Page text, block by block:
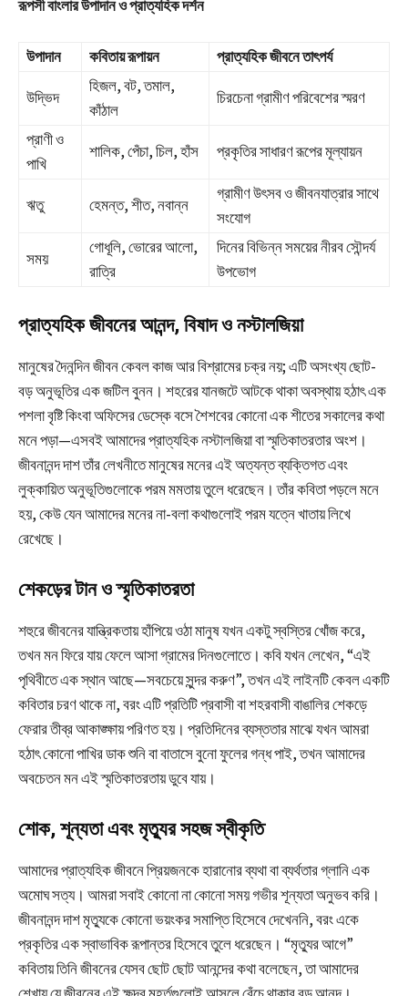
রূপসী বাংলার উপাদান ও প্রাত্যহিক দর্শন
উপাদান কবিতায় রূপায়ন প্রাত্যহিক জীবনে তাৎপর্য
উদ্ভিদ
হিজল, বট, তমাল,
কাঁঠাল
চিরচেনা গ্রামীণ পরিবেশের স্মরণ
প্রাণী ও
পাখি
শালিক, পেঁচা, চিল, হাঁস প্রকৃতির সাধারণ রূপের মূল্যায়ন
ঋতু হেমন্ত, শীত, নবান্ন
গ্রামীণ উৎসব ও জীবনযাত্রার সাথে
সংযোগ
সময়
গোধূলি, ভোরের আলো,
রাত্রি
দিনের বিভিন্ন সময়ের নীরব সৌন্দর্য
উপভোগ
প্রাত্যহিক জীবনের আনন্দ, বিষাদ ও নস্টালজিয়া
মানুষের দৈনন্দিন জীবন কেবল কাজ আর বিশ্রামের চক্র নয়; এটি অসংখ্য ছোট-
বড় অনুভূতির এক জটিল বুনন। শহরের যানজটে আটকে থাকা অবস্থায় হঠাৎ এক
পশলা বৃষ্টি কিংবা অফিসের ডেস্কে বসে শৈশবের কোনো এক শীতের সকালের কথা
মনে পড়া—এসবই আমাদের প্রাত্যহিক নস্টালজিয়া বা স্মৃতিকাতরতার অংশ।
জীবনানন্দ দাশ তাঁর লেখনীতে মানুষের মনের এই অত্যন্ত ব্যক্তিগত এবং
লুক্কায়িত অনুভূতিগুলোকে পরম মমতায় তুলে ধরেছেন। তাঁর কবিতা পড়লে মনে
হয়, কেউ যেন আমাদের মনের না-বলা কথাগুলোই পরম যত্নে খাতায় লিখে
রেখেছে।
শেকড়ের টান ও স্মৃতিকাতরতা
শহুরে জীবনের যান্ত্রিকতায় হাঁপিয়ে ওঠা মানুষ যখন একটু স্বস্তির খোঁজ করে,
তখন মন ফিরে যায় ফেলে আসা গ্রামের দিনগুলোতে। কবি যখন লেখেন, “এই
পৃথিবীতে এক স্থান আছে—সবচেয়ে সুন্দর করুণ”, তখন এই লাইনটি কেবল একটি
কবিতার চরণ থাকে না, বরং এটি প্রতিটি প্রবাসী বা শহরবাসী বাঙালির শেকড়ে
ফেরার তীব্র আকাঙ্ক্ষায় পরিণত হয়। প্রতিদিনের ব্যস্ততার মাঝে যখন আমরা
হঠাৎ কোনো পাখির ডাক শুনি বা বাতাসে বুনো ফুলের গন্ধ পাই, তখন আমাদের
অবচেতন মন এই স্মৃতিকাতরতায় ডুবে যায়।
শোক, শূন্যতা এবং মৃত্যুর সহজ স্বীকৃতি
আমাদের প্রাত্যহিক জীবনে প্রিয়জনকে হারানোর ব্যথা বা ব্যর্থতার গ্লানি এক
অমোঘ সত্য। আমরা সবাই কোনো না কোনো সময় গভীর শূন্যতা অনুভব করি।
জীবনানন্দ দাশ মৃত্যুকে কোনো ভয়ংকর সমাপ্তি হিসেবে দেখেননি, বরং একে
প্রকৃতির এক স্বাভাবিক রূপান্তর হিসেবে তুলে ধরেছেন। “মৃত্যুর আগে”
কবিতায় তিনি জীবনের যেসব ছোট ছোট আনন্দের কথা বলেছেন, তা আমাদের